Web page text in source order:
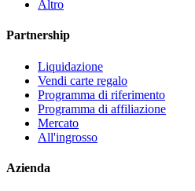
Altro
Partnership
Liquidazione
Vendi carte regalo
Programma di riferimento
Programma di affiliazione
Mercato
All'ingrosso
Azienda